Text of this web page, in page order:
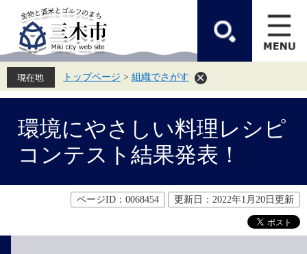
先
頭
す。
を
飛
し
トップページ > 組織でさがす
環境にやさしい料理レシピ
コンテスト結果発表！
ページID：0068454 更新日：2022年1月20日更新